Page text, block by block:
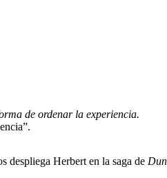
de ordenar la experiencia.
despliega Herbert en la saga de